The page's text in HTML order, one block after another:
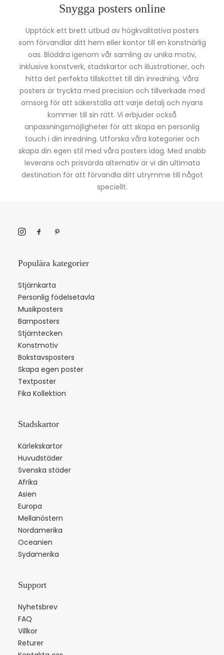
Snygga posters online
Upptäck ett brett utbud av högkvalitativa posters
som förvandlar ditt hem eller kontor till en konstnärlig
oas. Bläddra igenom vår samling av unika motiv,
inklusive konstverk, stadskartor och illustrationer, och
hitta det perfekta tillskottet till din inredning. Våra
posters är tryckta med precision och tillverkade med
omsorg för att säkerställa att varje detalj och nyans
kommer till sin rätt. Vi erbjuder också
anpassningsmöjligheter för att skapa en personlig
touch i din inredning. Utforska våra kategorier och
skapa din egen stil med våra posters idag. Med snabb
leverans och prisvärda alternativ är vi din ultimata
destination för att förvandla ditt utrymme till något
speciellt.
Populära kategorier
Stjärnkarta
Personlig födelsetavla
Musikposters
Barnposters
Stjärntecken
Konstmotiv
Bokstavsposters
Skapa egen poster
Textposter
Fika Kollektion
Stadskartor
Kärlekskartor
Huvudstäder
Svenska städer
Afrika
Asien
Europa
Mellanöstern
Nordamerika
Oceanien
Sydamerika
Support
Nyhetsbrev
FAQ
Villkor
Returer